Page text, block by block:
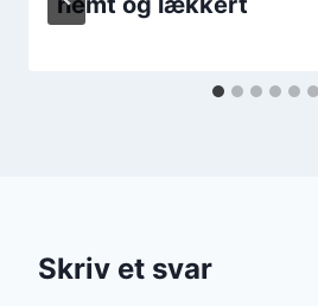
Skriv et svar